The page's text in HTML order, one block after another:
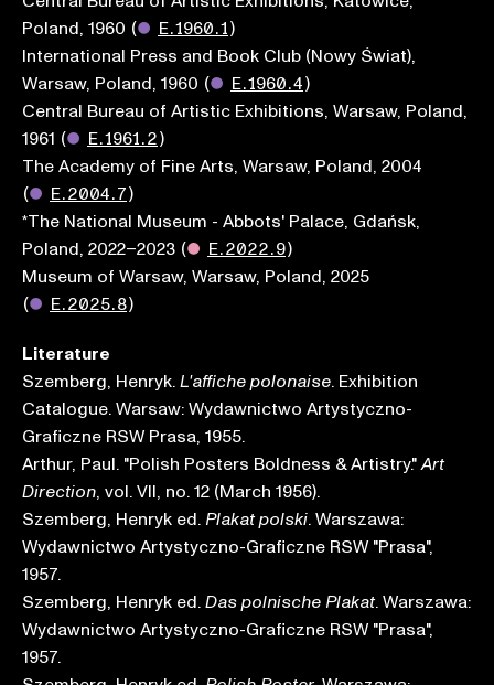
Poland, 1960 (● E.1960.1)
International Press and Book Club (Nowy Świat),
Warsaw, Poland, 1960 (● E.1960.4)
Central Bureau of Artistic Exhibitions, Warsaw, Poland,
1961 (● E.1961.2)
The Academy of Fine Arts, Warsaw, Poland, 2004
(● E.2004.7)
*The National Museum - Abbots' Palace, Gdańsk,
Poland, 2022–2023 (● E.2022.9)
Museum of Warsaw, Warsaw, Poland, 2025
(● E.2025.8)
Literature
Szemberg, Henryk. L'affiche polonaise. Exhibition
Catalogue. Warsaw: Wydawnictwo Artystyczno-
Graficzne RSW Prasa, 1955.
Arthur, Paul. "Polish Posters Boldness & Artistry."Art
Direction, vol. VII, no. 12 (March 1956).
Szemberg, Henryk ed. Plakat polski. Warszawa:
Wydawnictwo Artystyczno-Graficzne RSW "Prasa",
1957.
Szemberg, Henryk ed. Das polnische Plakat. Warszawa:
Wydawnictwo Artystyczno-Graficzne RSW "Prasa",
1957.